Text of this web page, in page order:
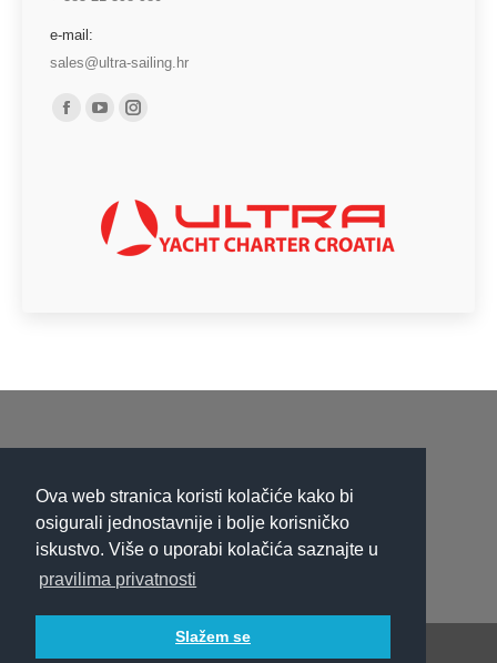
Ova web stranica koristi kolačiće kako bi
osigurali jednostavnije i bolje korisničko
iskustvo. Više o uporabi kolačića saznajte u
pravilima privatnosti
Slažem se
e-mail:
sales@ultra-sailing.hr
Find us on:
FacebookYouTube
in
new
Instagram
in
new
Copyright Fountaine Pajot Croatia | Ultra d.o.o. Split @ 2015